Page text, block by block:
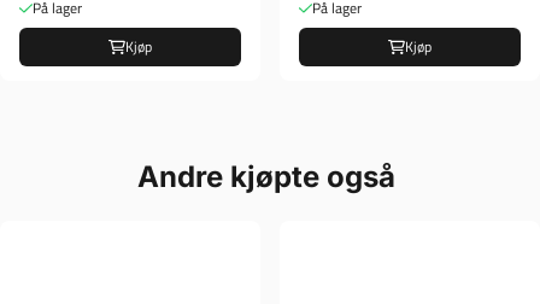
På lager
Kjøp
På lager
Kjøp
Andre kjøpte også